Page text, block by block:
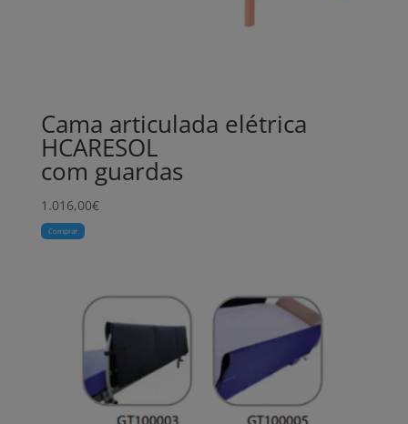
Cama articulada elétrica
HCARESOL
com guardas
1.016,00€
Comprar